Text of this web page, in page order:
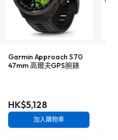
Garmin Approach S70
47mm 高爾夫GPS腕錶
HK$5,128
加入購物車